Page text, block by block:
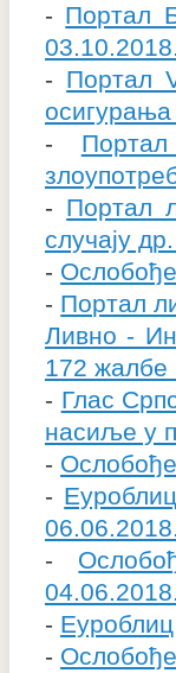
- Портал
03.10.2018.
- Портал
-
- Портал
случају
-
- Портал
Ливно -
172 жалбе
- Глас
насиље у
-
-
06.06.2018.
-
04.06.2018.
-
-